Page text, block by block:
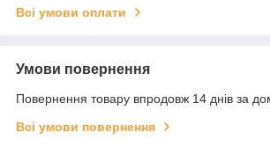
Всі умови оплати
Умови повернення
Повернення товару впродовж 14 днів за
Всі умови повернення